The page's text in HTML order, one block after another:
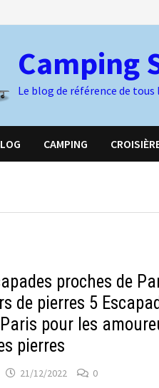
Camping
Le blog de référence de tous
CAMPING
proches de
de pierres 5
pour les
pierres
21/12/2022 0